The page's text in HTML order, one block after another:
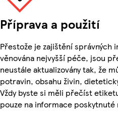
Příprava a použití
Přestože je zajištění správných
věnována nejvyšší péče, jsou
neustále aktualizovány tak, že
potravin, obsahu živin,
Vždy byste si měli přečíst
pouze na informace